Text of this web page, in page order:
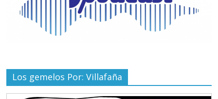
Los gemelos Por: Villafaña